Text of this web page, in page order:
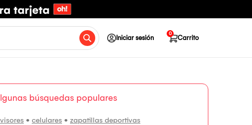
Iniciar sesión Carrito
0
búsquedas populares
• celulares • zapatillas deportivas